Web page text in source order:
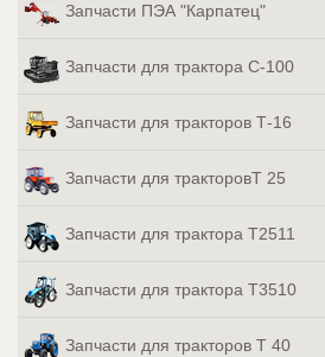
Запчасти ПЭА "Карпатец"
Запчасти для трактора С-100
Запчасти для тракторов Т-16
Запчасти для тракторовТ 25
Запчасти для трактора Т2511
Запчасти для трактора Т3510
Запчасти для тракторов Т 40